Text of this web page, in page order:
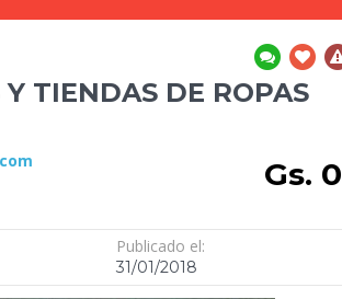
TIENDAS DE ROPAS
Gs. 0
Publicado el:
31/01/2018